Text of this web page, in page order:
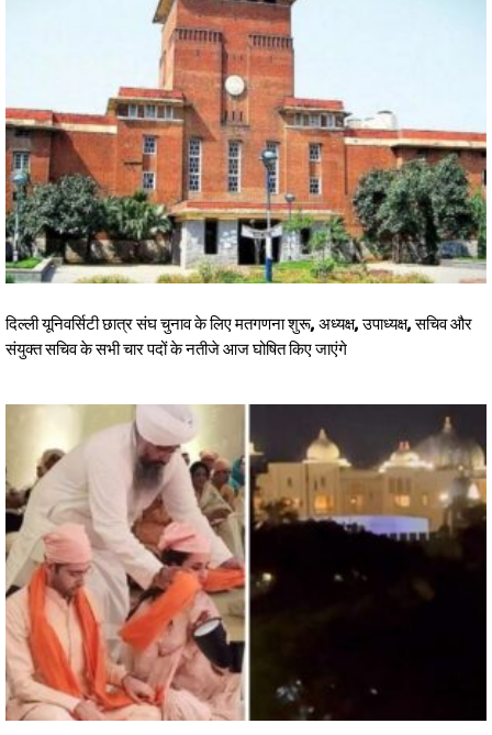
दिल्ली यूनिवर्सिटी छात्र संघ चुनाव के लिए मतगणना शुरू, अध्यक्ष, उपाध्यक्ष, सचिव और
संयुक्त सचिव के सभी चार पदों के नतीजे आज घोषित किए जाएंगे